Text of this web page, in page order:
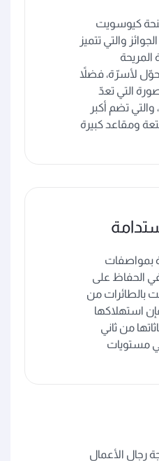
كيوسويت
والتي تتميز
المريحة
لأسرّة، فضلاً
التي تعدّ
والتي تضم أكبر
ومقاعد كبيرة
بمواصفات
الحفاظ على
بالطائرات من
استهلاكها
من ثاني
مستويات
رجال الأعمال